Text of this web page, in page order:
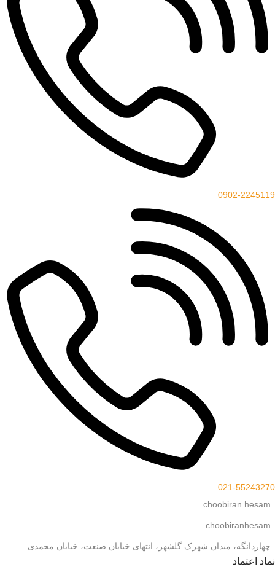
0902-2245119
021-55243270
choobiran.hesam
choobiranhesam
چهاردانگه، میدان شهرک گلشهر، انتهای خیابان صنعت، خیابان محمدی
نماد اعتماد